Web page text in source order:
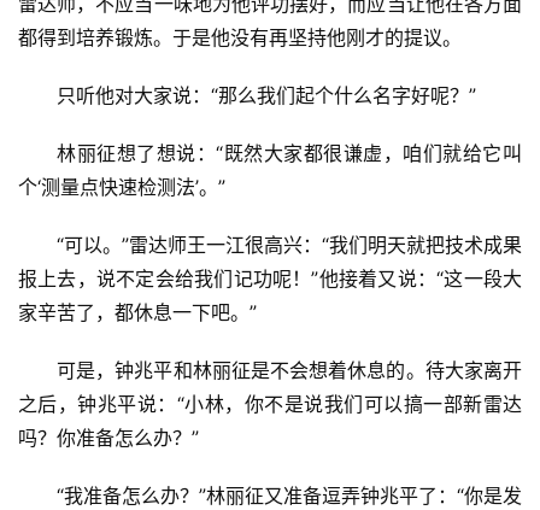
游
娱
专
题
多
都得到培养锻炼。于是他没有再坚持他刚才的提议。
只听他对大家说：“那么我们起个什么名字好呢？”
林丽征想了想说：“既然大家都很谦虚，咱们就给它叫
个‘测量点快速检测法’。”
“可以。”雷达师王一江很高兴：“我们明天就把技术成果
报上去，说不定会给我们记功呢！”他接着又说：“这一段大
家辛苦了，都休息一下吧。”
可是，钟兆平和林丽征是不会想着休息的。待大家离开
之后，钟兆平说：“小林，你不是说我们可以搞一部新雷达
吗？你准备怎么办？”
“我准备怎么办？”林丽征又准备逗弄钟兆平了：“你是发